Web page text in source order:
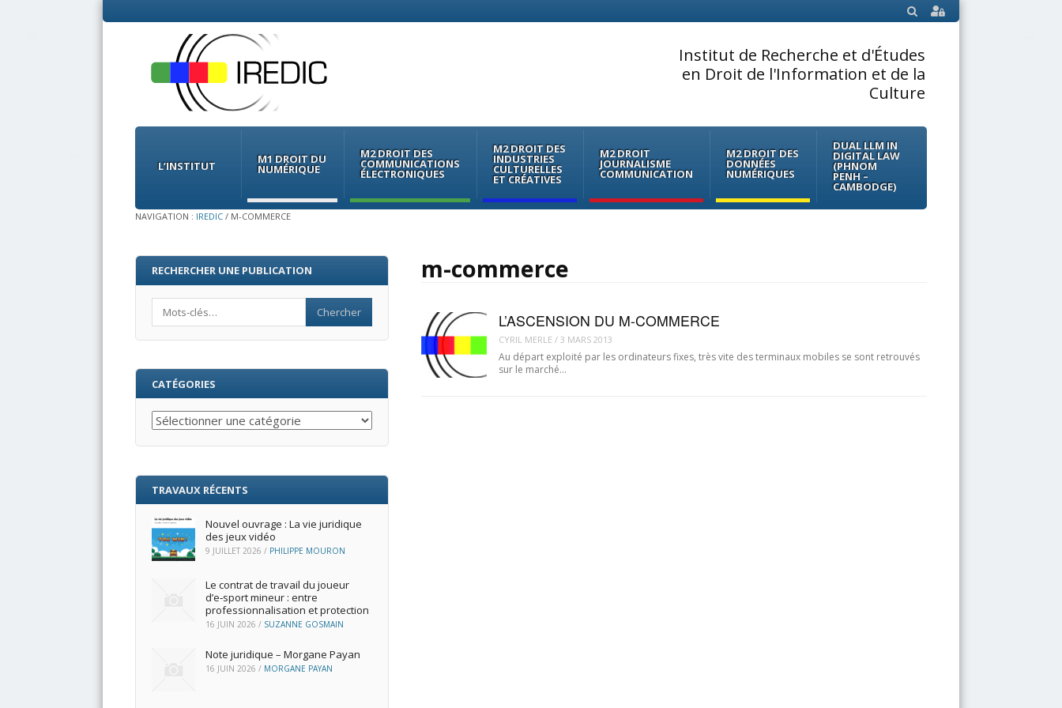
SEARCH
Institut de Recherche et d'Études
en Droit de l'Information et de la
Culture
Menu
Skip
contentL’INSTITUT M1 DROIT DU
NUMÉRIQUE
M2 DROIT DES
COMMUNICATIONS
ÉLECTRONIQUES
M2 DROIT DES
INDUSTRIES
CULTURELLES
ET CRÉATIVES
M2 DROIT
JOURNALISME
COMMUNICATION
M2 DROIT DES
DONNÉES
NUMÉRIQUES
DUAL LLM IN
DIGITAL LAW
(PHNOM
PENH –
CAMBODGE)
NAVIGATION : IREDIC / M-COMMERCE
m-commerce
L’ASCENSION DU M-COMMERCE
CYRIL MERLE / 3 MARS 2013
Au départ exploité par les ordinateurs fixes, très vite des terminaux mobiles se sont retrouvés
sur le marché…
RECHERCHER UNE PUBLICATION
CATÉGORIES
Catégories
TRAVAUX RÉCENTS
Nouvel ouvrage : La vie juridique
des jeux vidéo
9 JUILLET 2026 / PHILIPPE MOURON
Le contrat de travail du joueur
d’e‑sport mineur : entre
professionnalisation et protection
16 JUIN 2026 / SUZANNE GOSMAIN
Note juridique – Morgane Payan
16 JUIN 2026 / MORGANE PAYAN